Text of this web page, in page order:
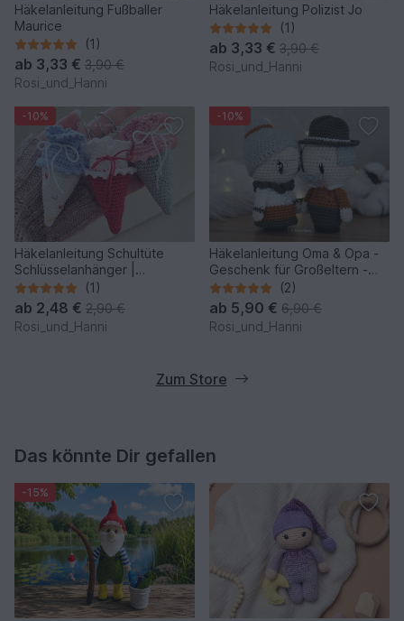
Häkelanleitung Fußballer
Maurice
(1)
ab 3,33 € 3,90 €
Rosi_und_Hanni
Häkelanleitung Polizist Jo
(1)
ab 3,33 € 3,90 €
Rosi_und_Hanni
-10%
Häkelanleitung Schultüte
Schlüsselanhänger |
Geschenk zur Einschulung
(1)
ab 2,48 € 2,90 €
Rosi_und_Hanni
-10%
Häkelanleitung Oma & Opa -
Geschenk für Großeltern -
Geburt & Taufe
(2)
ab 5,90 € 6,90 €
Rosi_und_Hanni
Zum Store
Das könnte Dir gefallen
-15%